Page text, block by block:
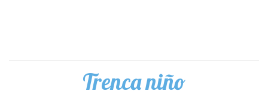
Trenca niño